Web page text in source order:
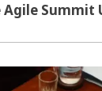
Agile Summit